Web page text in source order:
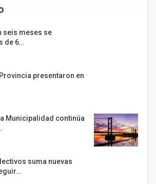
seis meses se
de 6…
presentaron en
Municipalidad continúa
suma nuevas